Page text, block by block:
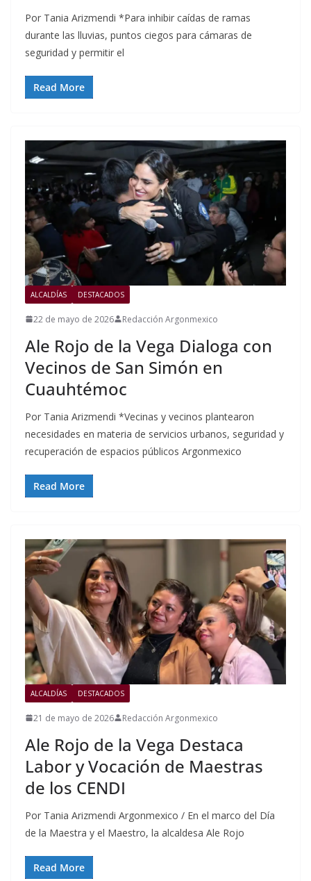
Por Tania Arizmendi *Para inhibir caídas de ramas
durante las lluvias, puntos ciegos para cámaras de
seguridad y permitir el
Read More
ALCALDÍAS DESTACADOS
22 de mayo de 2026 Redacción Argonmexico
Ale Rojo de la Vega Dialoga con
Vecinos de San Simón en
Cuauhtémoc
Por Tania Arizmendi *Vecinas y vecinos plantearon
necesidades en materia de servicios urbanos, seguridad y
recuperación de espacios públicos Argonmexico
Read More
ALCALDÍAS DESTACADOS
21 de mayo de 2026 Redacción Argonmexico
Ale Rojo de la Vega Destaca
Labor y Vocación de Maestras
de los CENDI
Por Tania Arizmendi Argonmexico / En el marco del Día
de la Maestra y el Maestro, la alcaldesa Ale Rojo
Read More